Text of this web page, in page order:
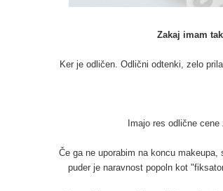
Zakaj imam
Ker je odličen. Odlični odtenki, zelo
Imajo res odlične
Če ga ne uporabim na koncu
puder je naravnost popoln kot